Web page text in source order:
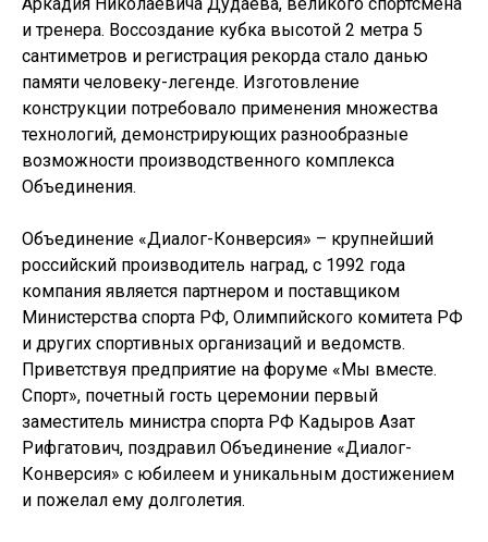
и тренера. Воссоздание кубка высотой 2 метра 5
сантиметров и регистрация рекорда стало данью
памяти человеку-легенде. Изготовление
конструкции потребовало применения множества
технологий, демонстрирующих разнообразные
возможности производственного комплекса
Объединения.
Объединение «Диалог-Конверсия» – крупнейший
российский производитель наград, с 1992 года
компания является партнером и поставщиком
Министерства спорта РФ, Олимпийского комитета РФ
и других спортивных организаций и ведомств.
Приветствуя предприятие на форуме «Мы вместе.
Спорт», почетный гость церемонии первый
заместитель министра спорта РФ Кадыров Азат
Рифгатович, поздравил Объединение «Диалог-
Конверсия» с юбилеем и уникальным достижением
и пожелал ему долголетия.